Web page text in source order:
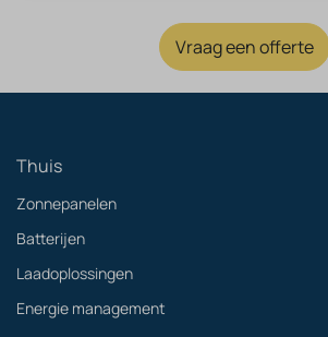
Vraag een offerte
Thuis
Zonnepanelen
Batterijen
Laadoplossingen
Energie management